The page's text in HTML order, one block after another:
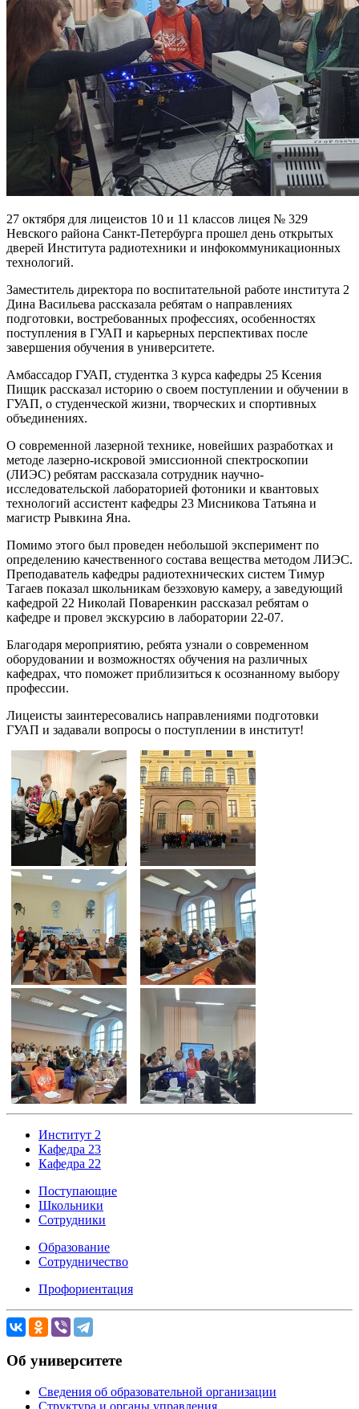
27 октября для лицеистов 10 и 11 классов лицея № 329
Невского района Санкт-Петербурга прошел день открытых
дверей Института радиотехники и инфокоммуникационных
технологий.
Заместитель директора по воспитательной работе института 2
Дина Васильева рассказала ребятам о направлениях
подготовки, востребованных профессиях, особенностях
поступления в ГУАП и карьерных перспективах после
завершения обучения в университете.
Амбассадор ГУАП, студентка 3 курса кафедры 25 Ксения
Пищик рассказал историю о своем поступлении и обучении в
ГУАП, о студенческой жизни, творческих и спортивных
объединениях.
О современной лазерной технике, новейших разработках и
методе лазерно-искровой эмиссионной спектроскопии
(ЛИЭС) ребятам рассказала сотрудник научно-
исследовательской лабораторией фотоники и квантовых
технологий ассистент кафедры 23 Мисникова Татьяна и
магистр Рывкина Яна.
Помимо этого был проведен небольшой эксперимент по
определению качественного состава вещества методом ЛИЭС.
Преподаватель кафедры радиотехнических систем Тимур
Тагаев показал школьникам безэховую камеру, а заведующий
кафедрой 22 Николай Поваренкин рассказал ребятам о
кафедре и провел экскурсию в лаборатории 22-07.
Благодаря мероприятию, ребята узнали о современном
оборудовании и возможностях обучения на различных
кафедрах, что поможет приблизиться к осознанному выбору
профессии.
Лицеисты заинтересовались направлениями подготовки
ГУАП и задавали вопросы о поступлении в институт!
Институт 2
Кафедра 23
Кафедра 22
Поступающие
Школьники
Сотрудники
Образование
Сотрудничество
Профориентация
Об университете
Сведения об образовательной организации
Структура и органы управления